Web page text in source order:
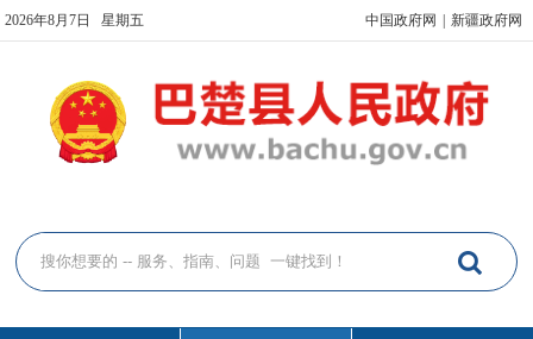
2026年8月7日 星期五 中国政府网 新疆政府网